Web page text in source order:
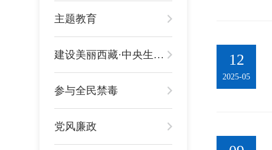
主题教育
建设美丽西藏·中央生态环境保护督察进行时
参与全民禁毒
党风廉政
12
2025-05